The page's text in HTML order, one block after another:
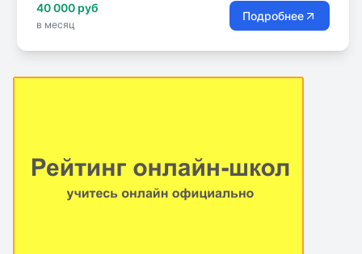
позвольте Вашему ребенку получить качественное
образование!
40 000 руб
в месяц
Подробнее